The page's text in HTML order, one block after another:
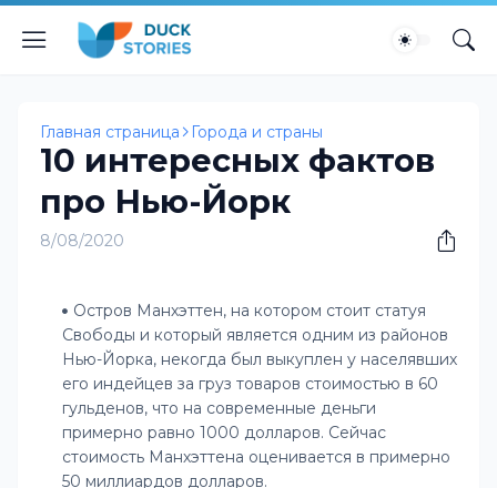
Главная страница Города и страны
10 интересных фактов
про Нью-Йорк
8/08/2020
Остров Манхэттен, на котором стоит статуя
Свободы и который является одним из районов
Нью-Йорка, некогда был выкуплен у населявших
его индейцев за груз товаров стоимостью в 60
гульденов, что на современные деньги
примерно равно 1000 долларов. Сейчас
стоимость Манхэттена оценивается в примерно
50 миллиардов долларов.